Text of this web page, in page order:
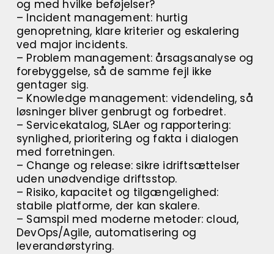
og med hvilke beføjelser?
– Incident management: hurtig
genopretning, klare kriterier og eskalering
ved major incidents.
– Problem management: årsagsanalyse og
forebyggelse, så de samme fejl ikke
gentager sig.
– Knowledge management: videndeling, så
løsninger bliver genbrugt og forbedret.
– Servicekatalog, SLAer og rapportering:
synlighed, prioritering og fakta i dialogen
med forretningen.
– Change og release: sikre idriftsættelser
uden unødvendige driftsstop.
– Risiko, kapacitet og tilgængelighed:
stabile platforme, der kan skalere.
– Samspil med moderne metoder: cloud,
DevOps/Agile, automatisering og
leverandørstyring.